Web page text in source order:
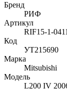
Бренд
РИФ
Артикул
RIF15-1-
Код
УТ215690
Марка
Mitsubishi
Модель
L200 IV